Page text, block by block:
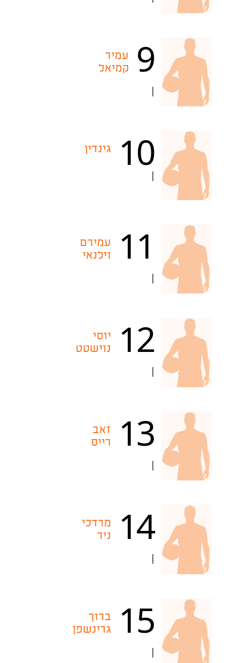
9
עמיר
קמיאל
10 גינדין
11
עמירם
וילנאי
12
יוסי
נוישטט
13
זאב
רייס
14
מרדכי
ניר
15
ברוך
גרינשפן